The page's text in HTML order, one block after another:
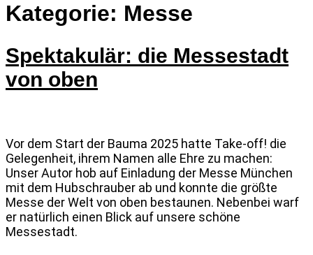
Kategorie: Messe
Spektakulär: die Messestadt
von oben
Vor dem Start der Bauma 2025 hatte Take-off! die
Gelegenheit, ihrem Namen alle Ehre zu machen:
Unser Autor hob auf Einladung der Messe München
mit dem Hubschrauber ab und konnte die größte
Messe der Welt von oben bestaunen. Nebenbei warf
er natürlich einen Blick auf unsere schöne
Messestadt.